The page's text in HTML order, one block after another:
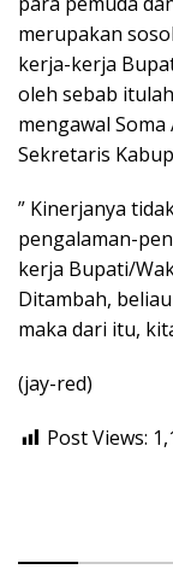
merupakan
kerja-kerja
oleh sebab
mengawal
Sekretaris
” Kinerjanya
pengalaman-
kerja Bupati/
Ditambah,
maka dari itu,
(jay-red)
Post Views: